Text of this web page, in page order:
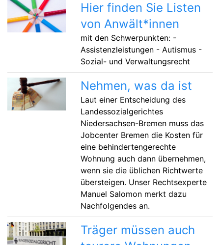
Hier finden Sie Listen
von Anwält*innen
mit den Schwerpunkten: -
Assistenzleistungen - Autismus -
Sozial- und Verwaltungsrecht
Nehmen, was da ist
Laut einer Entscheidung des
Landessozialgerichtes
Niedersachsen-Bremen muss das
Jobcenter Bremen die Kosten für
eine behindertengerechte
Wohnung auch dann übernehmen,
wenn sie die üblichen Richtwerte
übersteigen. Unser Rechtsexperte
Manuel Salomon merkt dazu
Nachfolgendes an.
Träger müssen auch